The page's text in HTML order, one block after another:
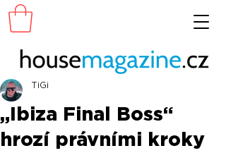
„Ibiza Final Boss“
hrozí právními kroky
TiGi